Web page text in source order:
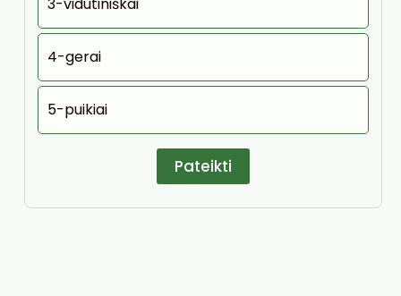
4-gerai
5-puikiai